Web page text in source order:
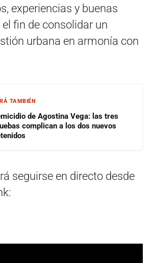
experiencias y buenas
fin de consolidar un
urbana en armonía con
TAMBIÉN
de Agostina Vega: las tres
complican a los dos nuevos
seguirse en directo desde